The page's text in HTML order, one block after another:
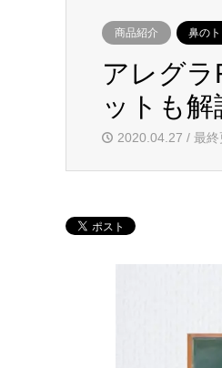
商品紹介 鼻の
アレグ
ットも解
2020.04.27 / 最